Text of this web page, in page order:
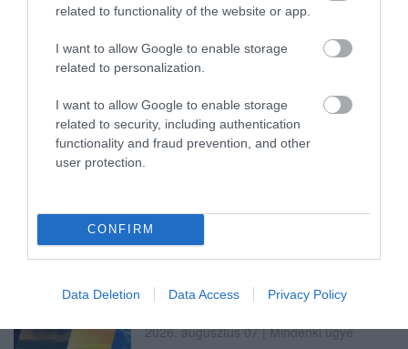
related to functionality of the website or app.
I want to allow Google to enable storage
related to personalization.
I want to allow Google to enable storage
related to security, including authentication
functionality and fraud prevention, and other
user protection.
CONFIRM
Data Deletion Data Access Privacy Policy
MINDHÁROM ÜTEMBEN DOLGOZNAK A 25-
2026. augusztus 07|Eger ügye
2026. augusztus 07|Mindenki ügye